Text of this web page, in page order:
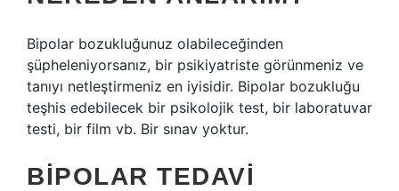
Bipolar bozukluğunuz olabileceğinden
şüpheleniyorsanız, bir psikiyatriste görünmeniz ve
tanıyı netleştirmeniz en iyisidir. Bipolar bozukluğu
teşhis edebilecek bir psikolojik test, bir laboratuvar
testi, bir film vb. Bir sınav yoktur.
BIPOLAR TEDAVI